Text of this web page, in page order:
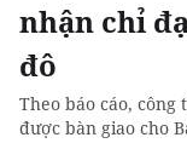
nhận chỉ
đô
Theo báo cáo,
được bàn giao cho